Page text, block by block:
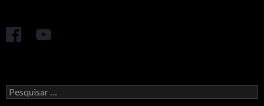
Pesquisar
por: